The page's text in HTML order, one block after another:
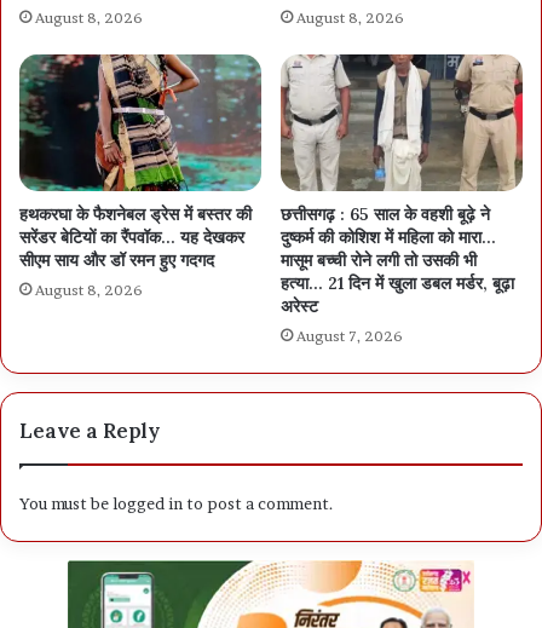
August 8, 2026 August 8, 2026
हथकरघा के फैशनेबल ड्रेस में बस्तर की
सरेंडर बेटियों का रैंपवॉक… यह देखकर
सीएम साय और डॉ रमन हुए गदगद
August 8, 2026
छत्तीसगढ़ : 65 साल के वहशी बूढ़े ने
दुष्कर्म की कोशिश में महिला को मारा…
मासूम बच्ची रोने लगी तो उसकी भी
हत्या… 21 दिन में खुला डबल मर्डर, बूढ़ा
अरेस्ट
August 7, 2026
Leave a Reply
You must belogged in to post a comment.